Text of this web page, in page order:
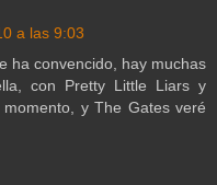
a las 9:03
ha convencido, hay muchas
con Pretty Little Liars y
y The Gates veré